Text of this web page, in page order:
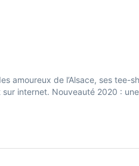
amoureux de l’Alsace, ses tee-
internet. Nouveauté 2020 :